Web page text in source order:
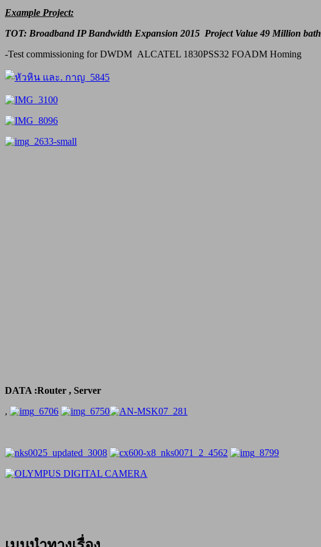
Example Project:
TOT: Broadband IP Bandwidth Expansion 2015 Project Value 49 Million bath
-Test commissioning for DWDM ALCATEL 1830PSS32 FOADM Homing
DATA :Router , Server
,